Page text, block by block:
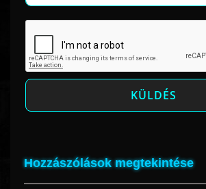
Hozzászólások megtekintése